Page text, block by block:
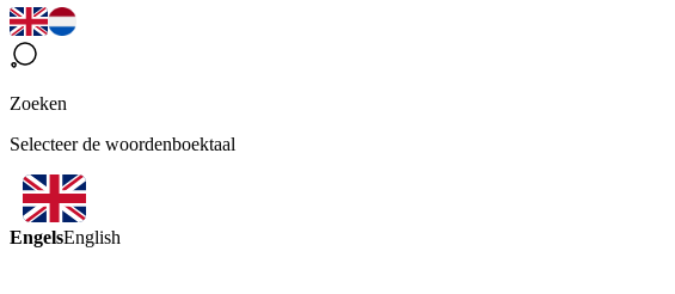
Zoeken
Selecteer de woordenboektaal
EngelsEnglish